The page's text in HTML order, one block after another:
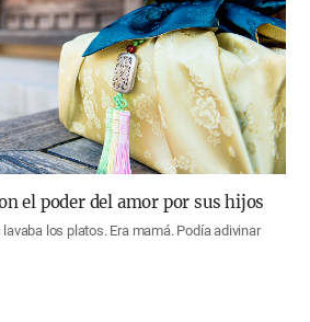
el poder del amor por sus hijos
los platos. Era mamá. Podía adivinar